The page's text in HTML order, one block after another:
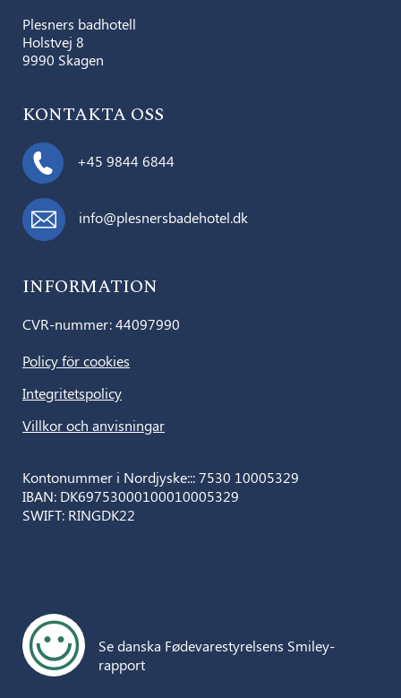
Plesners badhotell
Holstvej 8
9990 Skagen
KONTAKTA OSS
+45 9844 6844
info@plesnersbadehotel.dk
INFORMATION
CVR-nummer: 44097990
Policy för cookies
Integritetspolicy
Villkor och anvisningar
Kontonummer i Nordjyske::: 7530 10005329
IBAN: DK69753000100010005329
SWIFT: RINGDK22
Se danska Fødevarestyrelsens Smiley-
rapport